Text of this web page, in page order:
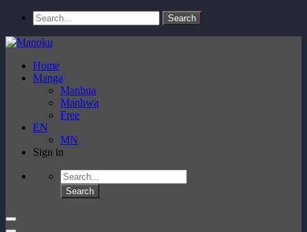
Home
Manga
Manhua
Manhwa
Free
EN
MN
Sign in